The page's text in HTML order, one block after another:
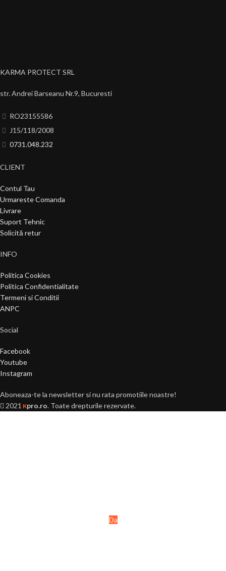
KARMA PROTECT SRL
str. Andrei Barseanu Nr.9, Bucuresti
RO23155586
J15/118/2008
0731.048.232
CLIENT
Contul Tau
Urmareste Comanda
Livrare
Suport Tehnic
Solicită retur
INFO
Politica Cookies
Politica Confidentialitate
Termeni si Conditii
ANPC
Social
Facebook
Youtube
Instagram
Aboneaza-te la newsletter si nu rata promotiile noastre!
2021 Kpro.ro. Toate drepturile rezervate.
Da